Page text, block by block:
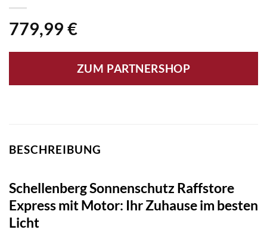
779,99 €
ZUM PARTNERSHOP
BESCHREIBUNG
Schellenberg Sonnenschutz Raffstore
Express mit Motor: Ihr Zuhause im besten
Licht